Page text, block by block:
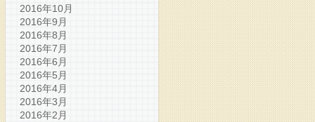
2016年10月
2016年9月
2016年8月
2016年7月
2016年6月
2016年5月
2016年4月
2016年3月
2016年2月